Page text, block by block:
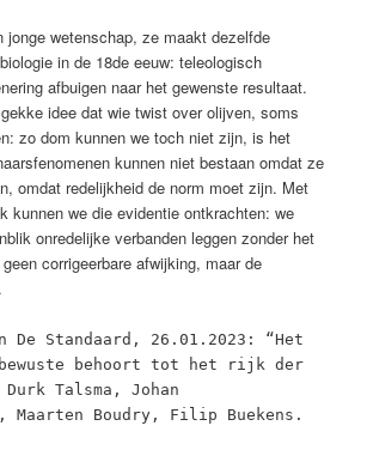
jonge wetenschap, ze maakt dezelfde
in de 18de eeuw: teleo­logisch
afbuigen naar het gewenste resultaat.
idee dat wie twist over olijven, soms
zo dom kunnen we toch niet zijn, is het
kunnen niet bestaan omdat ze
omdat redelijkheid de norm moet zijn. Met
kunnen we die evidentie ontkrachten: we
onredelijke verbanden ­leggen ­zonder het
corrigeerbare ­afwijking, maar de
De Standaard, 26.01.2023: “Het
behoort tot het rijk der
Talsma, Johan
Maarten Boudry, Filip Buekens.